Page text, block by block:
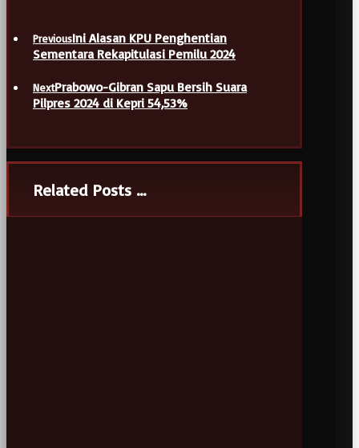
PreviousIni Alasan KPU Penghentian
Sementara Rekapitulasi Pemilu 2024
NextPrabowo-Gibran Sapu Bersih Suara
Pilpres 2024 di Kepri 54,53%
Related Posts ...